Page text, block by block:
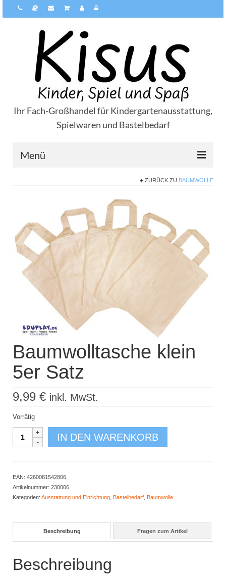
Ihr Fach-Großhandel für Kindergartenausstattung,
Spielwaren und Bastelbedarf
Menü
Versandarten
Kisus Katalog anfordern
Newsletter
Kontakt
Log In / Mein Konto
Products
search
ZURÜCK ZU BAUMWOLLE
Baumwolltasche klein
5er Satz
9,99 € inkl. MwSt.
Vorrätig
Baumwolltasche
klein
IN DEN WARENKORB
EAN: 4260081542806
Artikelnummer: 230006
Kategorien: Ausstattung und Einrichtung Bastelbedarf Baumwolle
Beschreibung Fragen zum Artikel
Beschreibung